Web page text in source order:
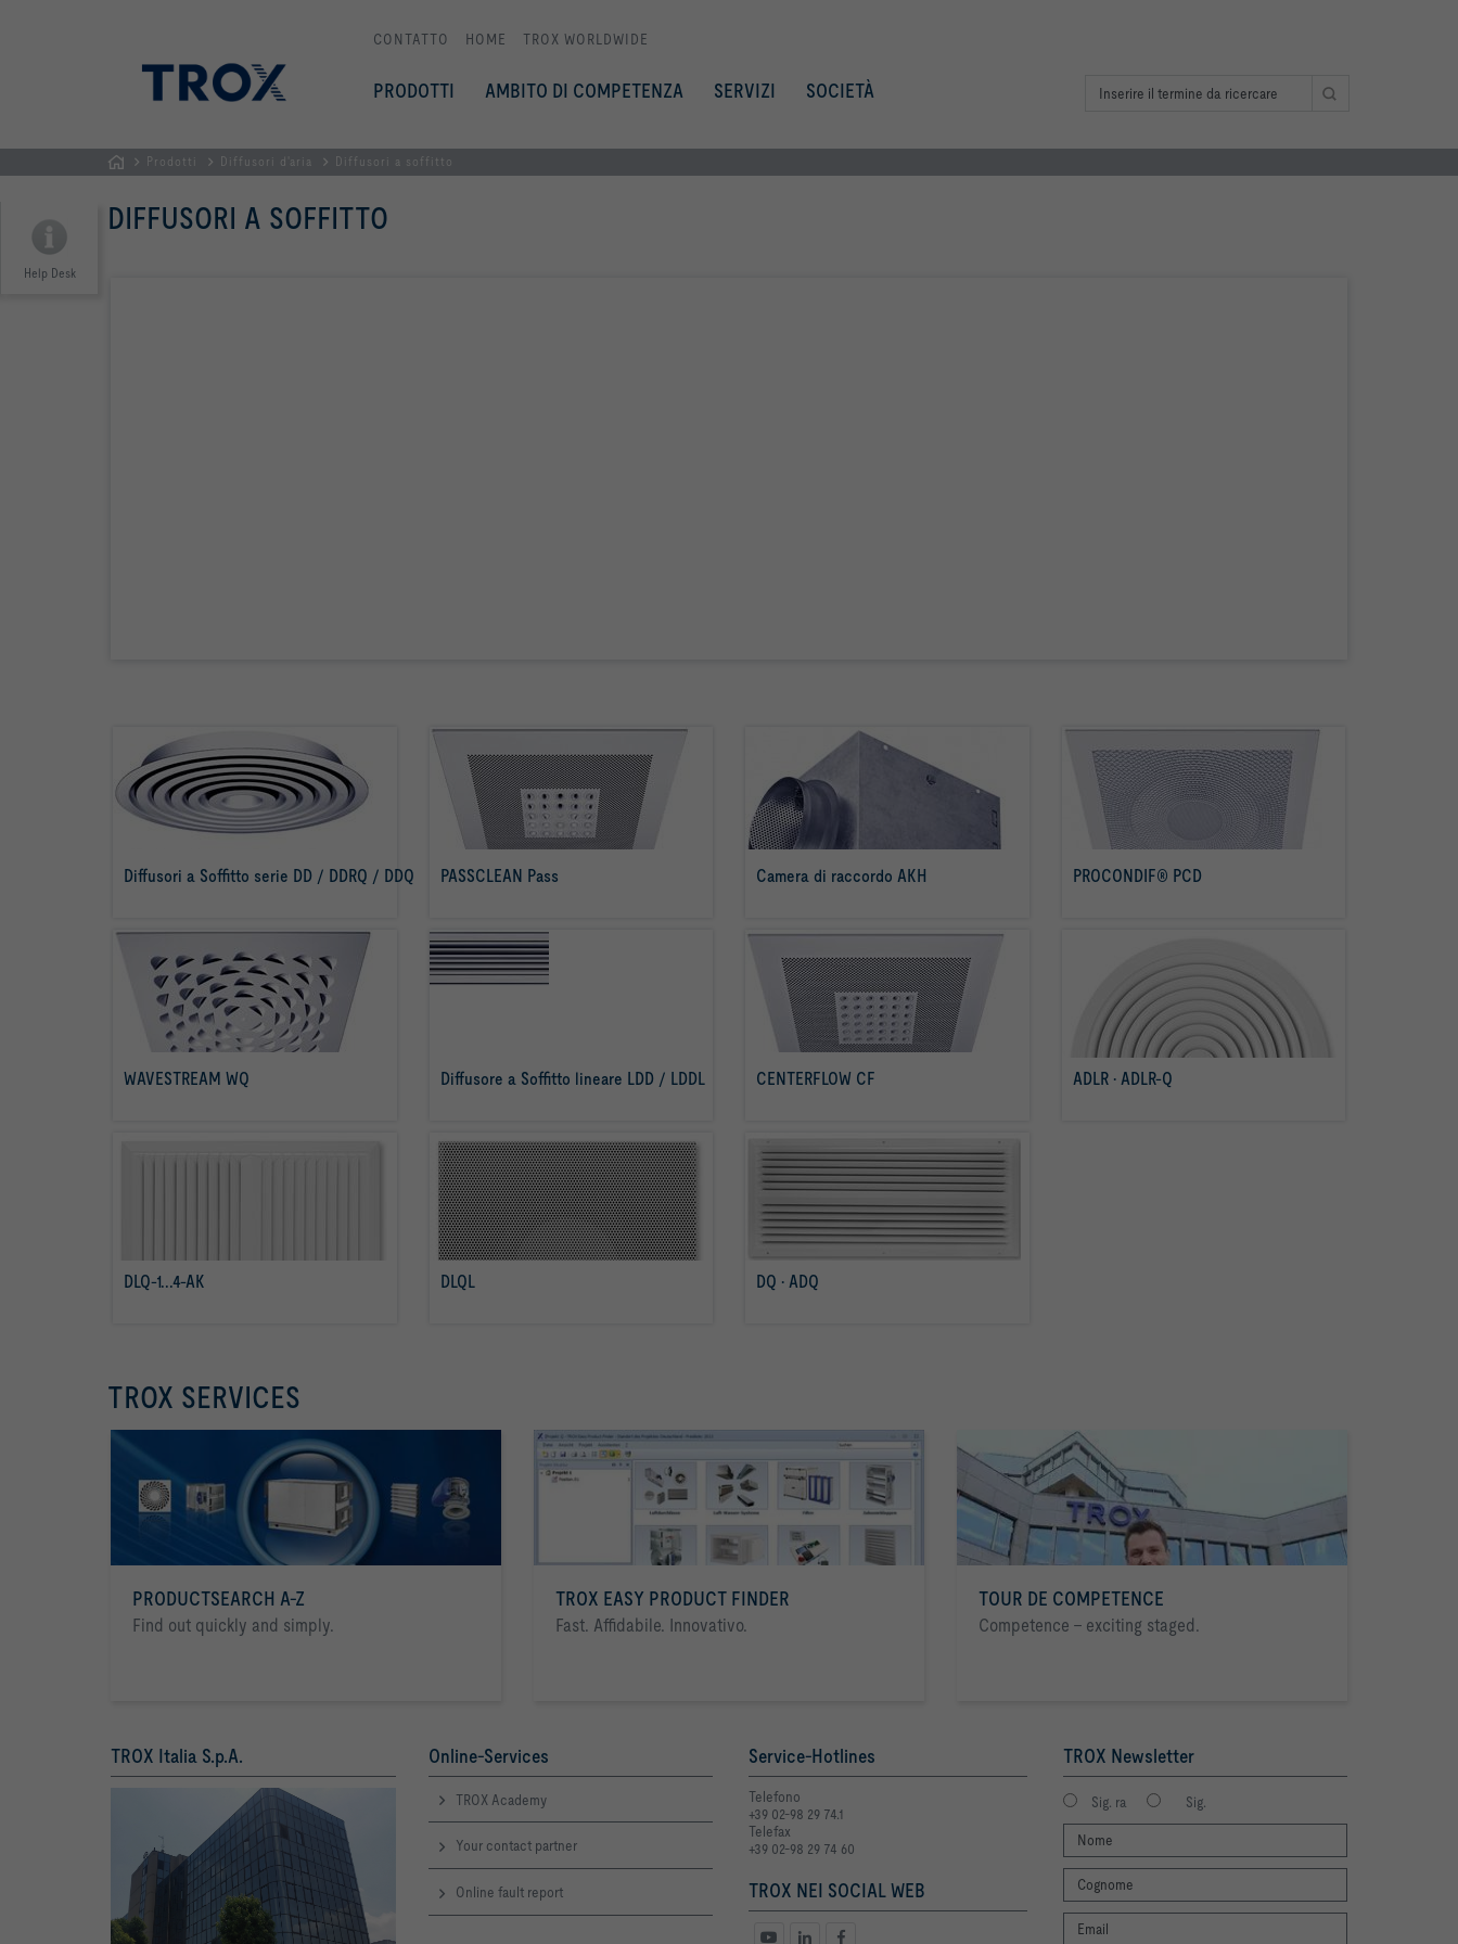
CONTATTO HOME TROX WORLDWIDE
PRODOTTI AMBITO DI COMPETENZA SERVIZI SOCIETÀ
Prodotti Diffusori d'aria Diffusori a soffitto
Help Desk
DIFFUSORI A SOFFITTO
Diffusori a Soffitto serie DD / DDRQ / DDQ PASSCLEAN Pass Camera di raccordo AKH PROCONDIF® PCD
WAVESTREAM WQ Diffusore a Soffitto lineare LDD / LDDL CENTERFLOW CF ADLR · ADLR-Q
DLQ-1...4-AK DLQL DQ · ADQ
TROX SERVICES
PRODUCTSEARCH A-Z
Find out quickly and simply.
TROX EASY PRODUCT FINDER
Fast. Affidabile. Innovativo.
TOUR DE COMPETENCE
Competence - exciting staged.
TROX Italia S.p.A. Online-Services
TROX Academy
Your contact partner
Online fault report
Service-Hotlines
Telefono
+39 02-98 29 74.1
Telefax
+39 02-98 29 74 60
TROX NEI SOCIAL WEB
TROX Newsletter
Sig. ra Sig.